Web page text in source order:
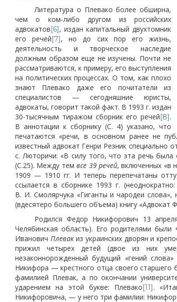
Литература о Плевако более обширна,
чем о ком-либо другом из российских
адвокатов[6], издан капитальный двухтомник
его речей[7], но до сих пор его жизнь,
деятельность и творческое наследие
должным образом еще не изучены. Почти не
рассматриваются, к примеру, его выступления
на политических процессах. О том, как плохо
знают Плевако даже его почитатели из
специалистов — сегодняшние юристы,
адвокаты, говорит такой факт. В 1993 г. издан
30-тысячным тиражом сборник его речей[8].
В аннотации к сборнику (С. 4) указано, что
печатаются «речи, в основном ранее не
известный адвокат Генри Резник специально
с. Люторичи: «В силу того, что эта речь
(С.25). Между темвсе 39 речей, включенных «в
1909 — 1910 гг. И теперь перепечатаны
ссылается в сборнике 1993 г.
В. И. Смолярчука «Гиганты и чародеи
(вдесятеро большего объема) книгу «Адвокат
Родился Федор Никифорович 13
Челябинская область). Его родителями
Иванович Плевакиз украинских дворян и
прижил четырех детей (двое из них
незаконнорожденный будущий «гений
Никифора — крестного отца своего старшего
фамилией Плевак, а по окончании
ударением на этой букве: Плевако[11].
Никифоровича, — у него три фамилии: